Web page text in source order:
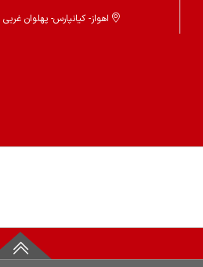
اهواز- کیانپارس- پهلوان غربی